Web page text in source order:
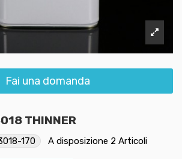
Fai una domanda
THINNER
170 A disposizione 2 Articoli